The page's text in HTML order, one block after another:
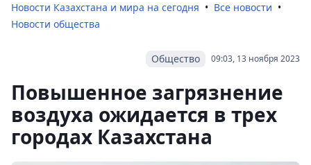
Новости Казахстана и мира на сегодня
Все новости
Новости общества
09:03, 13 ноября 2023
Общество
Повышенное загрязнение
воздуха ожидается в трех
городах Казахстана